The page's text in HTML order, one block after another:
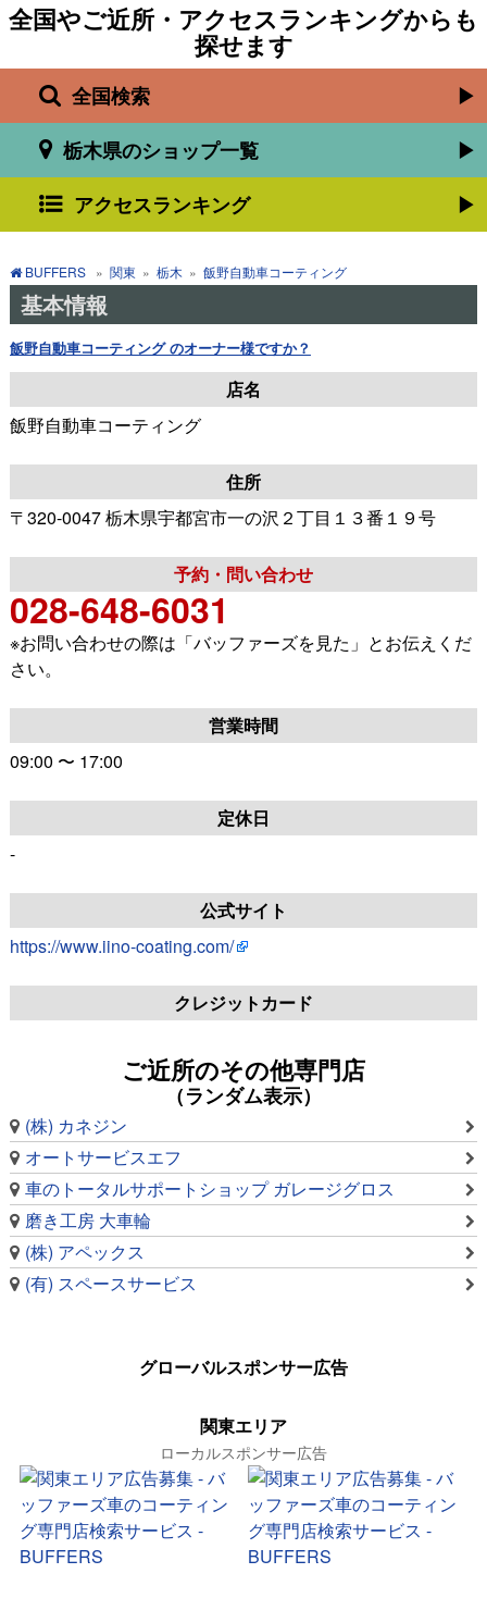
全国やご近所・アクセスランキングからも
探せます
全国検索
栃木県のショップ一覧
アクセスランキング
BUFFERS » 関東 » 栃木 » 飯野自動車コーティング
基本情報
飯野自動車コーティング のオーナー様ですか？
店名
飯野自動車コーティング
住所
〒320-0047 栃木県宇都宮市一の沢２丁目１３番１９号
予約・問い合わせ
028-648-6031
※お問い合わせの際は「バッファーズを見た」とお伝えくだ
さい。
営業時間
09:00 〜 17:00
定休日
-
公式サイト
https://www.iino-coating.com/
クレジットカード
ご近所のその他専門店
（ランダム表示）
(株) カネジン
オートサービスエフ
車のトータルサポートショップ ガレージグロス
磨き工房 大車輪
(株) アペックス
(有) スペースサービス
グローバルスポンサー広告
関東エリア
ローカルスポンサー広告